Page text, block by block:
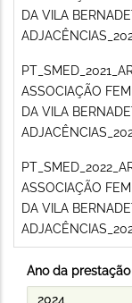
DA VILA
ASSOCIAÇÃO
DA VILA
ASSOCIAÇÃO
DA VILA
Ano da